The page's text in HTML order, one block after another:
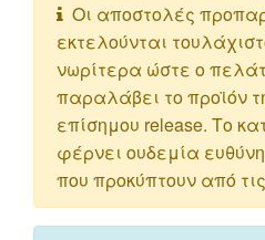
Οι αποστολές
εκτελούνται
νωρίτερα ώστε ο
παραλάβει το προϊόν
επίσημου release. Το
φέρνει ουδεμία
που προκύπτουν από